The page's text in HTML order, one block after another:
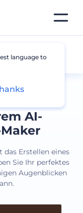
AI-
das Erstellen eines
Sie Ihr perfektes
Augenblicken
language to